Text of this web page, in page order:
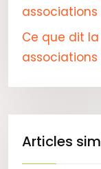
Ce que dit la
Articles